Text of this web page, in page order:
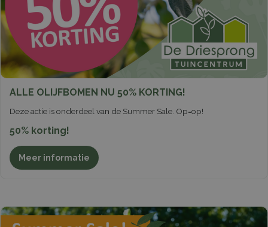
ALLE OLIJFBOMEN NU 50% KORTING!
Deze actie is onderdeel van de Summer Sale. Op=op!
50% korting!
Meer informatie